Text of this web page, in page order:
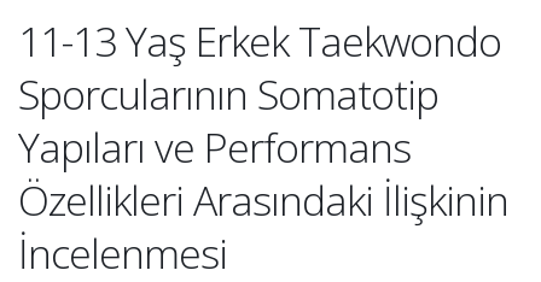
11-13 Yaş Erkek Taekwondo
Sporcularının Somatotip
Yapıları ve Performans
Özellikleri Arasındaki İlişkinin
İncelenmesi